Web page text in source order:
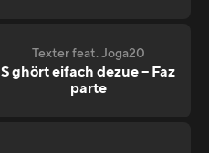
Texter feat. Joga20
S ghört eifach dezue – Faz
parte